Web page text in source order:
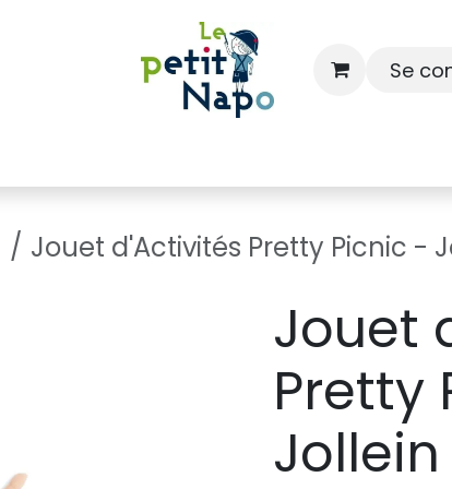
Se
Jouet d'Activités Pretty Picnic -
Jouet
Pretty
Jollein